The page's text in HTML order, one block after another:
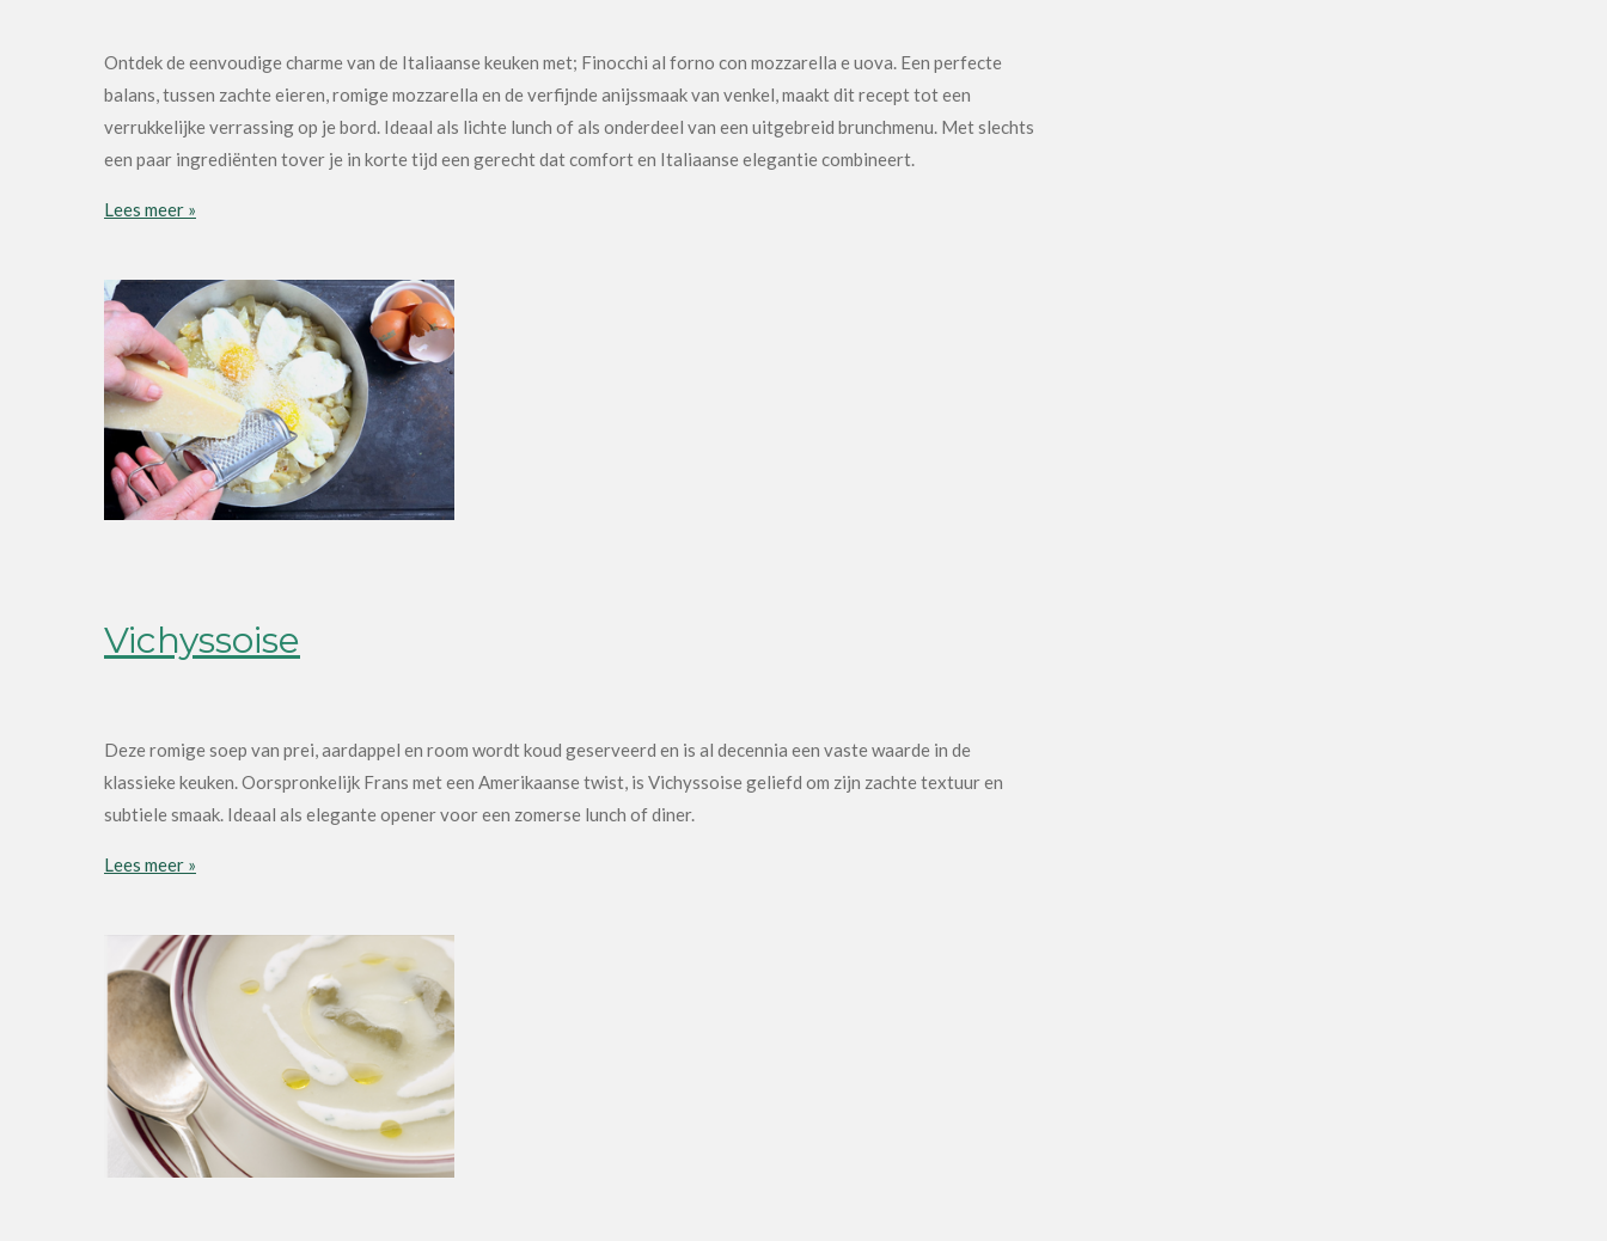
Ontdek de eenvoudige charme van de Italiaanse keuken met; Finocchi al forno con mozzarella e uova. Een perfecte
balans, tussen zachte eieren, romige mozzarella en de verfijnde anijssmaak van venkel, maakt dit recept tot een
verrukkelijke verrassing op je bord. Ideaal als lichte lunch of als onderdeel van een uitgebreid brunchmenu. Met slechts
een paar ingrediënten tover je in korte tijd een gerecht dat comfort en Italiaanse elegantie combineert.
Lees meer »
Vichyssoise
Deze romige soep van prei, aardappel en room wordt koud geserveerd en is al decennia een vaste waarde in de
klassieke keuken. Oorspronkelijk Frans met een Amerikaanse twist, is Vichyssoise geliefd om zijn zachte textuur en
subtiele smaak. Ideaal als elegante opener voor een zomerse lunch of diner.
Lees meer »